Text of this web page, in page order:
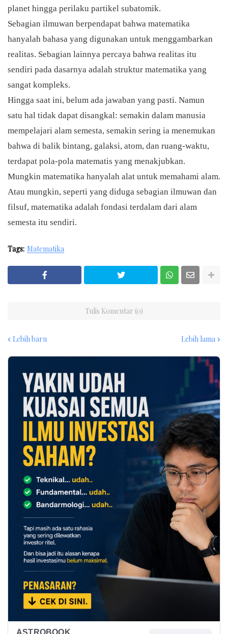
planet hingga perilaku partikel subatomik.
Sebagian ilmuwan berpendapat bahwa matematika
hanyalah bahasa yang digunakan untuk menggambarkan
realitas. Sebagian lainnya percaya bahwa realitas itu
sendiri pada dasarnya adalah struktur matematika yang
sangat kompleks.
Hingga saat ini, belum ada jawaban yang pasti. Namun
satu hal tidak dapat disangkal: semakin dalam manusia
mempelajari alam semesta, semakin sering ia menemukan
bahwa di balik bintang, galaksi, atom, dan ruang-waktu,
terdapat pola-pola matematis yang menakjubkan.
Mungkin matematika hanyalah alat untuk memahami alam.
Atau mungkin, seperti yang diduga sebagian ilmuwan dan
filsuf, matematika adalah fondasi terdalam dari alam
semesta itu sendiri.
Tags: Matematika
Tulis Komentar (0)
Lebih baru Lebih lama
ASTROBOOK